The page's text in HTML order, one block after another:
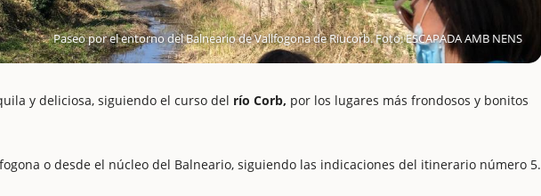
Paseo por el entorno del Balneario de Vallfogona de Riucorb. Foto: ESCAPADA AMB NENS
y deliciosa, siguiendo el curso del río Corb, por los lugares más frondosos y bonitos
o desde el núcleo del Balneario, siguiendo las indicaciones del itinerario número 5.